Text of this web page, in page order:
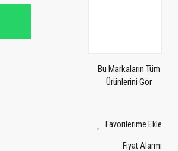
Bu Markaların Tüm
Ürünlerini Gör
Fiyat Alarmı